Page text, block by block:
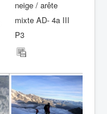
neige / arête
mixte AD- 4a III
P3